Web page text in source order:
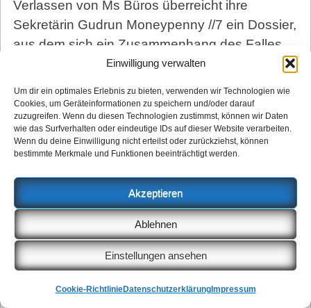
Einwilligung verwalten
Um dir ein optimales Erlebnis zu bieten, verwenden wir Technologien wie
Cookies, um Geräteinformationen zu speichern und/oder darauf
zuzugreifen. Wenn du diesen Technologien zustimmst, können wir Daten
wie das Surfverhalten oder eindeutige IDs auf dieser Website verarbeiten.
Wenn du deine Einwilligung nicht erteilst oder zurückziehst, können
bestimmte Merkmale und Funktionen beeinträchtigt werden.
Akzeptieren
Ablehnen
Einstellungen ansehen
Cookie-RichtlinieDatenschutzerklärungImpressum
Verlassen von Ms Büros überreicht ihre
Sekretärin Gudrun Moneypenny //7 ein Dossier,
aus dem sich ein Zusammenhang des Falles
mit den Machenschaften der
Während des Umzugs beim Karneval der
Kulturen kommt es schließlich zum Showdown.
Grabowski kapert eine Kameradrohne des rbb
Szene auf das Dach des Post-Towers, wo
Oberschurke Christian Blofeld sein
Hauptquartier bezogen hat. An seiner Seite:
eine weiße Katze und ein buntes Punk-
Mädchen. Heike ist die unfreiwillige Gespielin
des Bösewichts!